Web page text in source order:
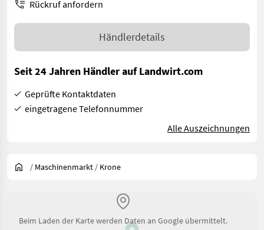
Rückruf anfordern
Händlerdetails
Seit 24 Jahren Händler auf Landwirt.com
Geprüfte Kontaktdaten
eingetragene Telefonnummer
Alle Auszeichnungen
/ Maschinenmarkt / Krone
Beim Laden der Karte werden Daten an Google übermittelt.